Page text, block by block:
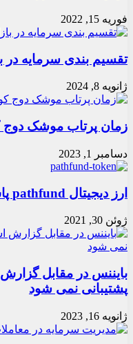
فوریه 15, 2022
تقسیم بندی سرمایه در
ژانویه 8, 2024
زمان پرتاب موشک دوج
دسامبر 1, 2023
ارز دیجیتال pathfund پاس فاند path چیست؟
ژوئن 30, 2021
بایننس در مقابل
پشتیبانی نمی شود
ژانویه 16, 2023